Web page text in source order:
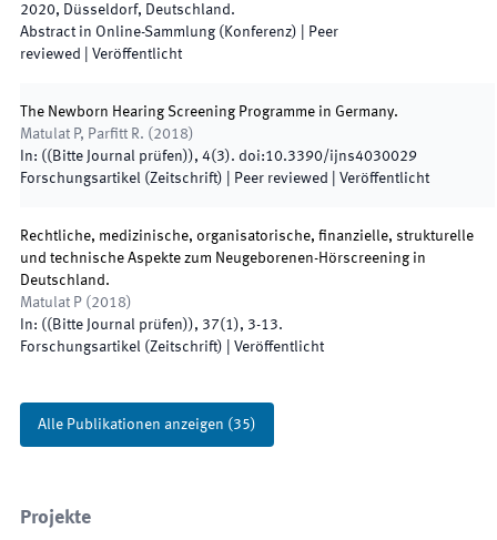
2020, Düsseldorf, Deutschland.
Abstract in Online-Sammlung (Konferenz) | Peer
reviewed
Veröffentlicht
The Newborn Hearing Screening Programme in Germany.
Matulat P, Parfitt R. ( 2018)
In: ((Bitte Journal prüfen)), 4(3). doi:10.3390/ijns4030029
Forschungsartikel (Zeitschrift) | Peer reviewed Veröffentlicht
Rechtliche, medizinische, organisatorische, finanzielle, strukturelle
und technische Aspekte zum Neugeborenen-Hörscreening in
Deutschland.
Matulat P ( 2018)
In: ((Bitte Journal prüfen)), 37(1), 3-13.
Forschungsartikel (Zeitschrift)
Veröffentlicht
Alle Publikationen anzeigen (35)
Projekte